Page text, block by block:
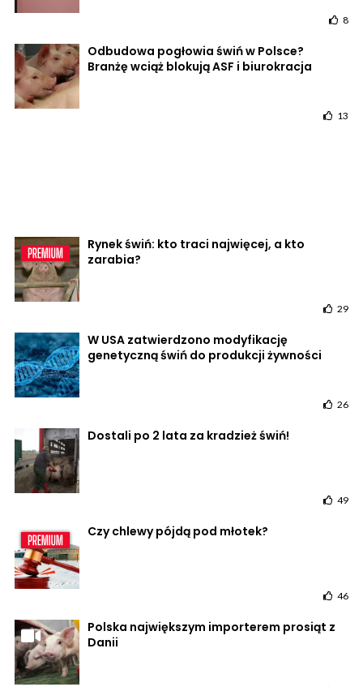
8
Odbudowa pogłowia świń w Polsce?
Branżę wciąż blokują ASF i biurokracja
13
Rynek świń: kto traci najwięcej, a kto
zarabia?
29
W USA zatwierdzono modyfikację
genetyczną świń do produkcji żywności
26
Dostali po 2 lata za kradzież świń!
49
Czy chlewy pójdą pod młotek?
46
Polska największym importerem prosiąt z
Danii